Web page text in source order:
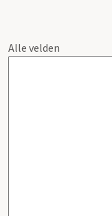
Alle velden